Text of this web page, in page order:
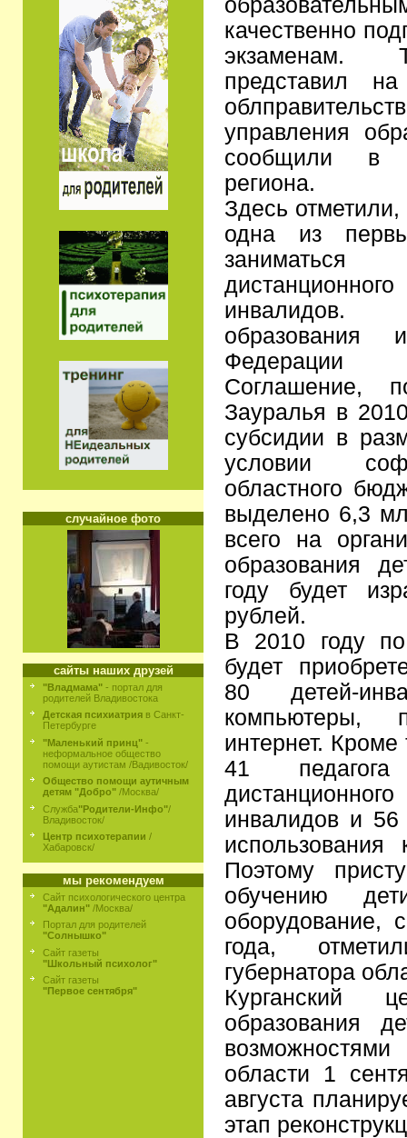
случайное фото
сайты наших друзей
"Владмама" - портал для
родителей Владивостока
Детская психиатрия в Санкт-
Петербурге
"Маленький принц" -
неформальное общество
помощи аутистам /Вадивосток/
Общество помощи аутичным
детям "Добро" /Москва/
Служба"Родители-Инфо"/
Владивосток/
Центр психотерапии /
Хабаровск/
мы рекомендуем
Сайт психологического центра
"Адалин" /Москва/
Портал для родителей
"Солнышко"
Сайт газеты
"Школьный психолог"
Сайт газеты
"Первое сентября"
качественно
экзаменам.
представил
управления
сообщили в
региона.
Здесь отметили,
одна из
инвалидов.
образования
Федерации
Соглашение,
Зауралья в
субсидии в
условии
областного
выделено 6,3
всего на
образования
году будет
рублей.
В 2010 году
будет
80 детей-
компьютеры,
интернет. Кроме
41
инвалидов и 56
использования
Поэтому
обучению
оборудование,
года,
губернатора
Курганский
образования
возможностями
области 1
августа
этап